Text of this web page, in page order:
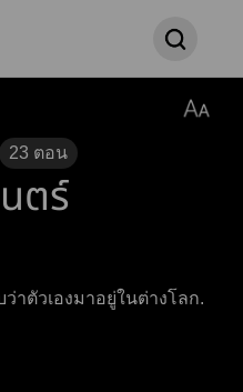
23 ตอน
ตร์
าตัวเองมาอยู่ในต่างโลก.